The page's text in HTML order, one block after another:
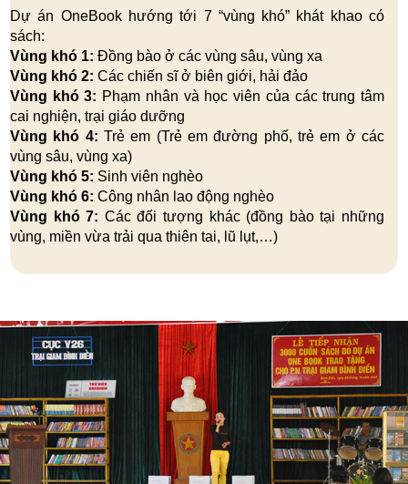
Dự án OneBook hướng tới 7 “vùng khó” khát khao có
sách:
Vùng khó 1: Đồng bào ở các vùng sâu, vùng xa
Vùng khó 2: Các chiến sĩ ở biên giới, hải đảo
Vùng khó 3: Phạm nhân và học viên của các trung tâm
cai nghiện, trại giáo dưỡng
Vùng khó 4: Trẻ em (Trẻ em đường phố, trẻ em ở các
vùng sâu, vùng xa)
Vùng khó 5: Sinh viên nghèo
Vùng khó 6: Công nhân lao động nghèo
Vùng khó 7: Các đối tượng khác (đồng bào tại những
vùng, miền vừa trải qua thiên tai, lũ lụt,…)